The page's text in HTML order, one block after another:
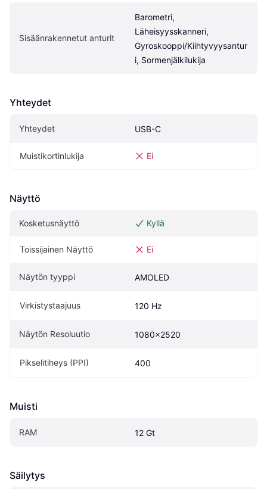
Sisäänrakennetut anturit
Barometri,
Läheisyysskanneri,
Gyroskooppi/Kiihtyvyysantur
i, Sormenjälkilukija
Yhteydet
Yhteydet USB-C
Muistikortinlukija Ei
Näyttö
Kosketusnäyttö Kyllä
Toissijainen Näyttö Ei
Näytön tyyppi AMOLED
Virkistystaajuus 120 Hz
Näytön Resoluutio 1080x2520
Pikselitiheys (PPI) 400
Muisti
RAM 12 Gt
Säilytys